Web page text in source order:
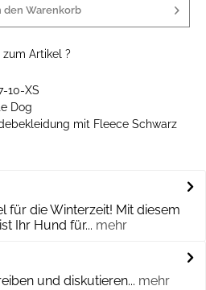
den Warenkorb
zum Artikel ?
10-XS
Dog
mit Fleece Schwarz
für die Winterzeit! Mit diesem
Ihr Hund für... mehr
und diskutieren... mehr